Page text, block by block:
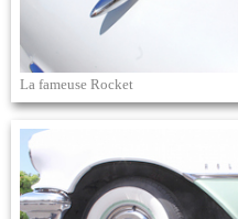
La fameuse Rocket